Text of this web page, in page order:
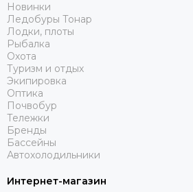
Новинки
Ледобуры Тонар
Лодки, плоты
Рыбалка
Охота
Туризм и отдых
Экипировка
Оптика
Почвобур
Тележки
Бренды
Бассейны
Автохолодильники
Интернет-магазин